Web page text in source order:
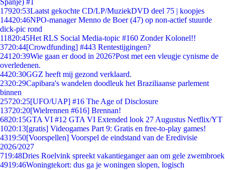
Spanje) #1
17920:53Laatst gekochte CD/LP/MuziekDVD deel 75 | koopjes
14420:46NPO-manager Menno de Boer (47) op non-actief stuurde
dick-pic rond
11820:45Het RLS Social Media-topic #160 Zonder Kolonel!!
3720:44[Crowdfunding] #443 Rentestijgingen?
241 20:39Wie gaan er dood in 2026?Post met een vleugje cynisme de
overledenen.
4420:30GGZ heeft mij gezond verklaard.
2320:29Capibara's wandelen doodleuk het Braziliaanse parlement
binnen
25720:25[UFO/UAP] #16 The Age of Disclosure
13720:20[Wielrennen #616] Brennan!
6820:15GTA VI #12 GTA VI Extended look 27 Augustus Netflix/YT
1020:13[gratis] Videogames Part 9: Gratis en free-to-play games!
4319:50[Voorspellen] Voorspel de eindstand van de Eredivisie
2026/2027
719:48Dries Roelvink spreekt vakantieganger aan om gele zwembroek
4919:46Woningtekort: dus ga je woningen slopen, logisch